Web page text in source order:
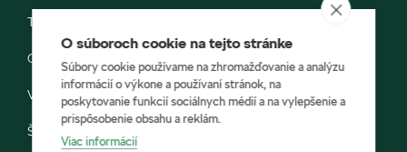
Testovacia jazda
Objednávka do servisu
Vozidlá ihneď k odberu
Škoda E-shop
O súboroch cookie na tejto stránke
Súbory cookie používame na zhromažďovanie a analýzu
informácií o výkone a používaní stránok, na
poskytovanie funkcií sociálnych médií a na vylepšenie a
prispôsobenie obsahu a reklám.
Viac informácií